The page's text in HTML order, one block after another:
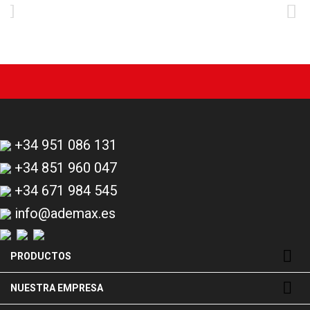
 
+34 951 086 131
+34 851 960 047
+34 671 984 545
info@ademax.es
PRODUCTOS 
NUESTRA EMPRESA 